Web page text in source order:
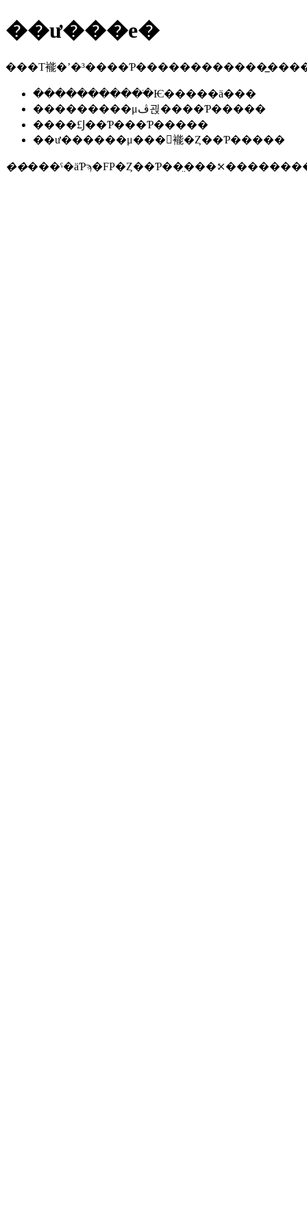
��ư���е�
���Τ褦
�����������ֺѤ�����ä���
���������μڤ괹����Ƥ�����
����£Ϳ��Ƥ���Ƥ�����
��ư������μ���򤷤褦�Ȥ��Ƥ�����
��